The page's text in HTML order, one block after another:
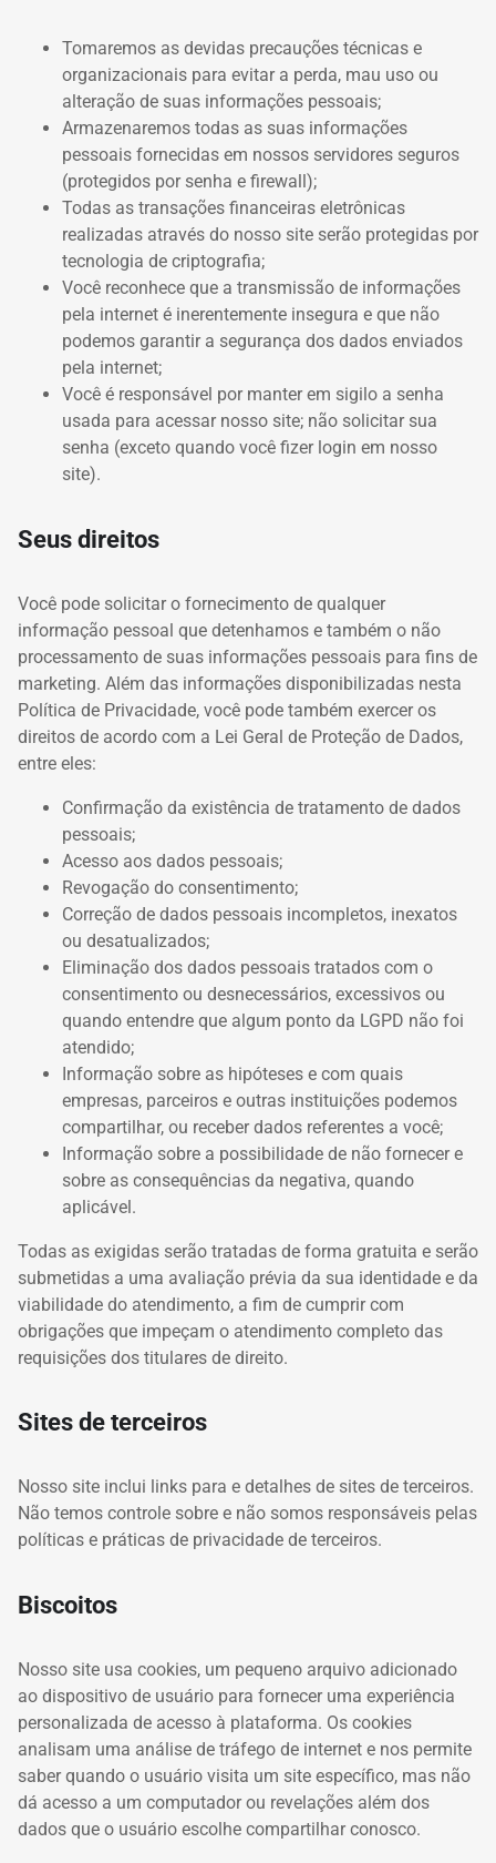
Tomaremos as devidas precauções técnicas e
organizacionais para evitar a perda, mau uso ou
alteração de suas informações pessoais;
Armazenaremos todas as suas informações
pessoais fornecidas em nossos servidores seguros
(protegidos por senha e firewall);
Todas as transações financeiras eletrônicas
realizadas através do nosso site serão protegidas por
tecnologia de criptografia;
Você reconhece que a transmissão de informações
pela internet é inerentemente insegura e que não
podemos garantir a segurança dos dados enviados
pela internet;
Você é responsável por manter em sigilo a senha
usada para acessar nosso site; não solicitar sua
senha (exceto quando você fizer login em nosso
site).
Seus direitos
Você pode solicitar o fornecimento de qualquer
informação pessoal que detenhamos e também o não
processamento de suas informações pessoais para fins de
marketing. Além das informações disponibilizadas nesta
Política de Privacidade, você pode também exercer os
direitos de acordo com a Lei Geral de Proteção de Dados,
entre eles:
Confirmação da existência de tratamento de dados
pessoais;
Acesso aos dados pessoais;
Revogação do consentimento;
Correção de dados pessoais incompletos, inexatos
ou desatualizados;
Eliminação dos dados pessoais tratados com o
consentimento ou desnecessários, excessivos ou
quando entendre que algum ponto da LGPD não foi
atendido;
Informação sobre as hipóteses e com quais
empresas, parceiros e outras instituições podemos
compartilhar, ou receber dados referentes a você;
Informação sobre a possibilidade de não fornecer e
sobre as consequências da negativa, quando
aplicável.
Todas as exigidas serão tratadas de forma gratuita e serão
submetidas a uma avaliação prévia da sua identidade e da
viabilidade do atendimento, a fim de cumprir com
obrigações que impeçam o atendimento completo das
requisições dos titulares de direito.
Sites de terceiros
Nosso site inclui links para e detalhes de sites de terceiros.
Não temos controle sobre e não somos responsáveis ​​pelas
políticas e práticas de privacidade de terceiros.
Biscoitos
Nosso site usa cookies, um pequeno arquivo adicionado
ao dispositivo de usuário para fornecer uma experiência
personalizada de acesso à plataforma. Os cookies
analisam uma análise de tráfego de internet e nos permite
saber quando o usuário visita um site específico, mas não
dá acesso a um computador ou revelações além dos
dados que o usuário escolhe compartilhar conosco.